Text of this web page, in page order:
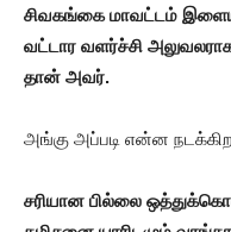
சிவகங்கை மாவட்டம்
வட்டார வளர்ச்சி
தான் அவர்.
அங்கு அப்படி என்ன
சரியான பில்லை